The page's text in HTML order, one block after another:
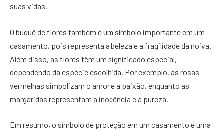
suas vidas.
O buquê de flores também é um símbolo importante em um
casamento, pois representa a beleza e a fragilidade da noiva.
Além disso, as flores têm um significado especial,
dependendo da espécie escolhida. Por exemplo, as rosas
vermelhas simbolizam o amor e a paixão, enquanto as
margaridas representam a inocência e a pureza.
Em resumo, o símbolo de proteção em um casamento é uma